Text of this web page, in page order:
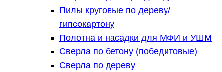
Пилы круговые по дереву/
гипсокартону
Полотна и насадки для МФИ и УШМ
Сверла по бетону (победитовые)
Сверла по дереву